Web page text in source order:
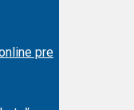
pre